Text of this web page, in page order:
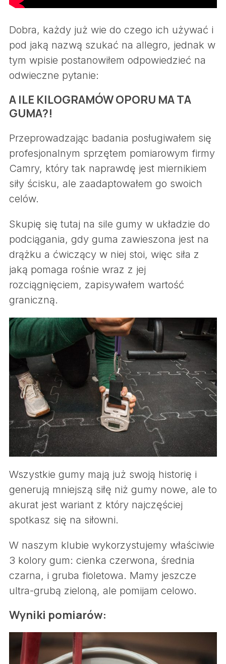
Dobra, każdy już wie do czego ich używać i
pod jaką nazwą szukać na allegro, jednak w
tym wpisie postanowiłem odpowiedzieć na
odwieczne pytanie:
A ILE KILOGRAMÓW OPORU MA TA
GUMA?!
Przeprowadzając badania posługiwałem się
profesjonalnym sprzętem pomiarowym firmy
Camry, który tak naprawdę jest miernikiem
siły ścisku, ale zaadaptowałem go swoich
celów.
Skupię się tutaj na sile gumy w układzie do
podciągania, gdy guma zawieszona jest na
drążku a ćwiczący w niej stoi, więc siła z
jaką pomaga rośnie wraz z jej
rozciągnięciem, zapisywałem wartość
graniczną.
Wszystkie gumy mają już swoją historię i
generują mniejszą siłę niż gumy nowe, ale to
akurat jest wariant z który najczęściej
spotkasz się na siłowni.
W naszym klubie wykorzystujemy właściwie
3 kolory gum: cienka czerwona, średnia
czarna, i gruba fioletowa. Mamy jeszcze
ultra-grubą zieloną, ale pomijam celowo.
Wyniki pomiarów:
S
e
a
h
r
: